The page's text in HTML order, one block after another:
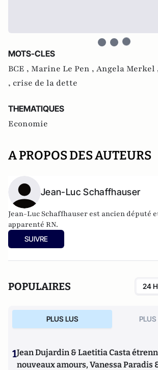
MOTS-CLES
BCE , Marine Le Pen , Angela Merkel
, crise de la dette
THEMATIQUES
Economie
A PROPOS DES AUTEURS
Jean-Luc Schaffhauser
Jean-Luc Schaffhauser est ancien député
apparenté RN.
SUIVRE
POPULAIRES 24
PLUS LUS PLUS
1Jean Dujardin & Laetitia Casta
nouveaux amours, Vanessa Paradis